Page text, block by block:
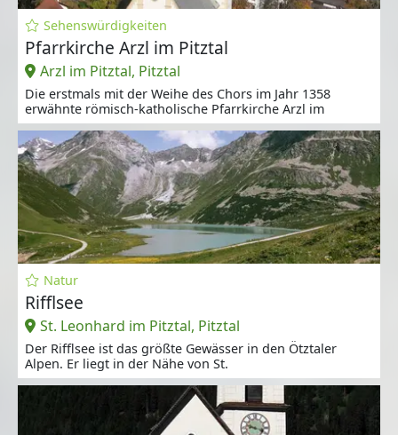
Sehenswürdigkeiten
Pfarrkirche Arzl im Pitztal
Arzl im Pitztal, Pitztal
Die erstmals mit der Weihe des Chors im Jahr 1358
erwähnte römisch-katholische Pfarrkirche Arzl im
Natur
Rifflsee
St. Leonhard im Pitztal, Pitztal
Der Rifflsee ist das größte Gewässer in den Ötztaler
Alpen. Er liegt in der Nähe von St.